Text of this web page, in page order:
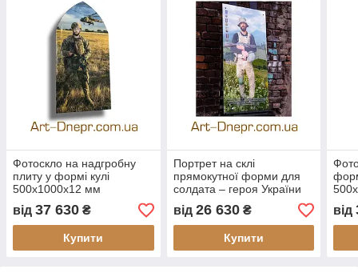
Фотоскло на надгробну
плиту у формі кулі
500х1000х12 мм
від 37 630 ₴
Купити
Портрет на склі
прямокутної форми для
солдата – героя України
500х1000х12 мм
від 26 630₴
Купити
від